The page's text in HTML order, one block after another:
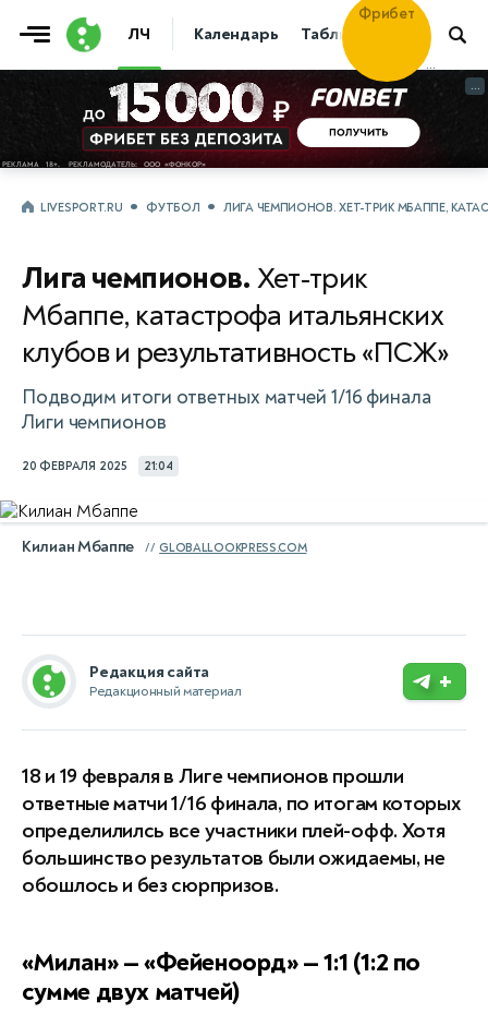
ЛЧ Календарь Таблица Прогнозы
Фрибет
...
...
LIVESPORT.RU ФУТБОЛ ЛИГА ЧЕМПИОНОВ. ХЕТ-ТРИК МБАППЕ,
Лига чемпионов. Хет-трик
Мбаппе, катастрофа итальянских
клубов и результативность «ПСЖ»
Подводим итоги ответных матчей 1/16 финала
Лиги чемпионов
20 ФЕВРАЛЯ 2025 21:04
Килиан Мбаппе GLOBALLOOKPRESS.COM
Редакция сайта
Редакционный материал +
18 и 19 февраля в Лиге чемпионов прошли
ответные матчи 1/16 финала, по итогам которых
определилилсь все участники плей-офф. Хотя
большинство результатов были ожидаемы, не
обошлось и без сюрпризов.
«Милан» — «Фейеноорд» — 1:1 (1:2 по
сумме двух матчей)